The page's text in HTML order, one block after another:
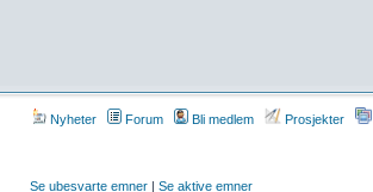
Nyheter Forum Bli medlem Prosjekter
Se ubesvarte emner | Se aktive emner